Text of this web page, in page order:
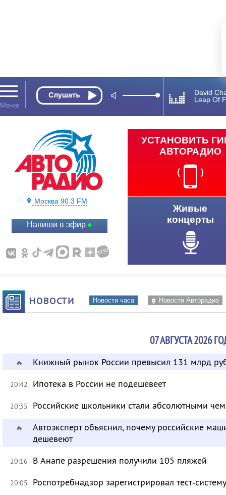
David
Leap Of
Москва 90.3 FM
Напиши в эфир
УСТАНОВИТЬ
АВТОРАДИО
Живые
концерты
НОВОСТИ Новости часа Новости Авторадио
07 АВГУСТА 2026
🔥 Книжный рынок России превысил 131 млрд
20:42 Ипотека в России не подешевеет
20:35 Российские школьники стали абсолютными
🔥
Автоэксперт объяснил, почему российские
дешевеют
20:16 В Анапе разрешения получили 105 пляжей
20:05 Роспотребнадзор зарегистрировал